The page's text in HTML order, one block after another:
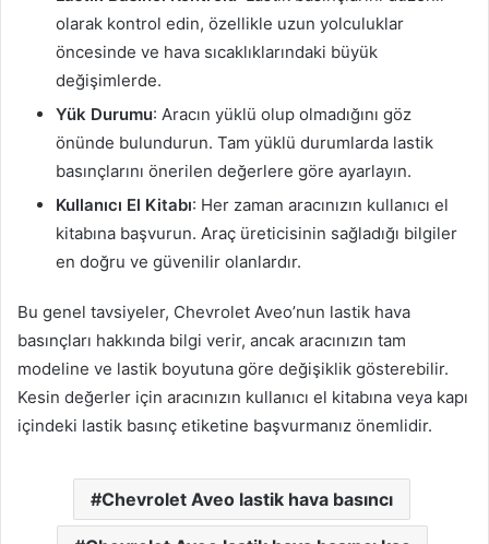
olarak kontrol edin, özellikle uzun yolculuklar
öncesinde ve hava sıcaklıklarındaki büyük
değişimlerde.
Yük Durumu: Aracın yüklü olup olmadığını göz
önünde bulundurun. Tam yüklü durumlarda lastik
basınçlarını önerilen değerlere göre ayarlayın.
Kullanıcı El Kitabı: Her zaman aracınızın kullanıcı el
kitabına başvurun. Araç üreticisinin sağladığı bilgiler
en doğru ve güvenilir olanlardır.
Bu genel tavsiyeler, Chevrolet Aveo’nun lastik hava
basınçları hakkında bilgi verir, ancak aracınızın tam
modeline ve lastik boyutuna göre değişiklik gösterebilir.
Kesin değerler için aracınızın kullanıcı el kitabına veya kapı
içindeki lastik basınç etiketine başvurmanız önemlidir.
Chevrolet Aveo lastik hava basıncı